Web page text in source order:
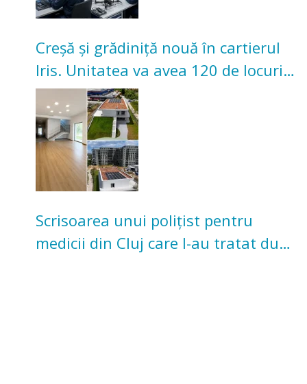
Creșă și grădiniță nouă în cartierul
Iris. Unitatea va avea 120 de locuri
pentru copii
Scrisoarea unui polițist pentru
medicii din Cluj care l-au tratat după